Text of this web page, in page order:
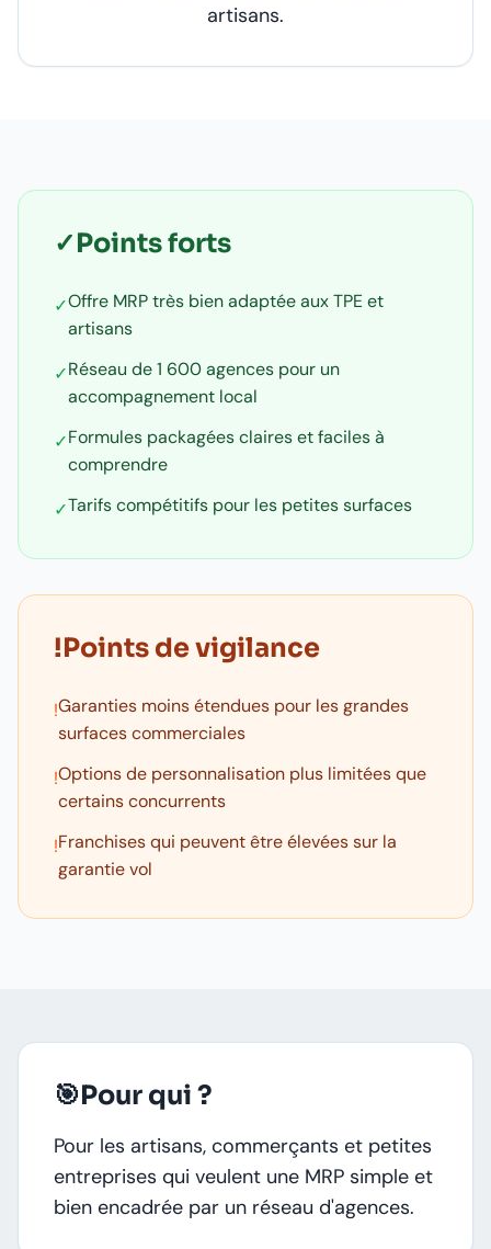
artisans.
✓Points forts
✓Offre MRP très bien adaptée aux TPE et
artisans
✓Réseau de 1 600 agences pour un
accompagnement local
✓Formules packagées claires et faciles à
comprendre
✓Tarifs compétitifs pour les petites surfaces
!Points de vigilance
!Garanties moins étendues pour les grandes
surfaces commerciales
!Options de personnalisation plus limitées que
certains concurrents
!Franchises qui peuvent être élevées sur la
garantie vol
🎯Pour qui ?
Pour les artisans, commerçants et petites
entreprises qui veulent une MRP simple et
bien encadrée par un réseau d'agences.